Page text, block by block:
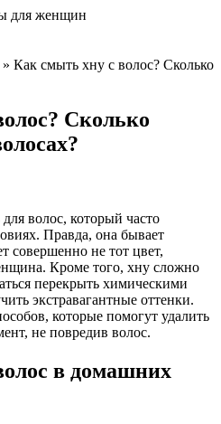
для женщин
» Как смыть хну с волос? Сколько
Сколько
волос, который часто
Правда, она бывает
совершенно не тот цвет,
Кроме того, хну сложно
перекрыть химическими
экстравагантные оттенки.
которые помогут удалить
не повредив волос.
в домашних